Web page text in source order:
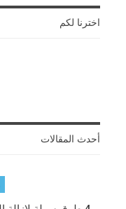
اخترنا لكم
أحدث المقالات